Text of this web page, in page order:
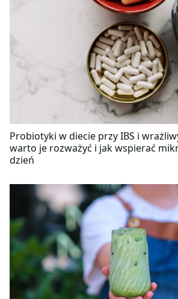
Probiotyki w diecie przy IBS i
warto je rozważyć i jak wspierać
dzień